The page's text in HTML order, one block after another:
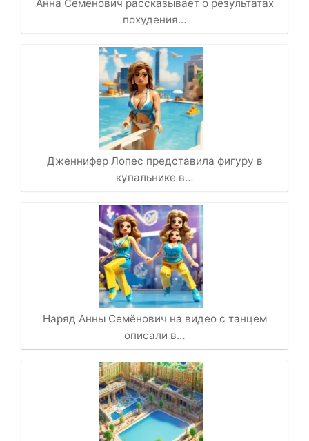
Анна Семенович рассказывает о результатах
похудения…
Дженнифер Лопес представила фигуру в
купальнике в…
Наряд Анны Семёнович на видео с танцем
описали в…